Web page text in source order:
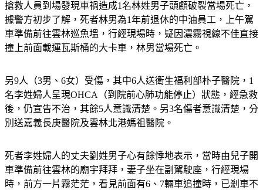
搶救人員到場發現車禍造成1名林姓男子頭顱破裂當場死亡，
據警方初步了解，死者林男為1年前退休的中油員工，上午駕
車準備前往雲林巡魚塭，行經現場時，疑因濃霧視線不佳直接
撞上前面載運瓦斯桶的大卡車，林男當場死亡。
另9人（3男、6女）受傷，其中6人送衛生福利部朴子醫院，1
名李姓婦人呈現OHCA（到院前心肺功能停止）狀態，經急救
後，仍宣告不治，其餘5人意識清楚。另3名傷者意識清楚，分
別送嘉義長庚醫院及雲林北港媽祖醫院。
死者李姓婦人的丈夫劉姓男子心有餘悸地表示，當時由兒子開
車準備前往雲林的廟宇拜拜，妻子坐在副駕駛座，行經現場
時，前方一片霧茫茫，看見前面有6、7輛車追撞時，已剎車不